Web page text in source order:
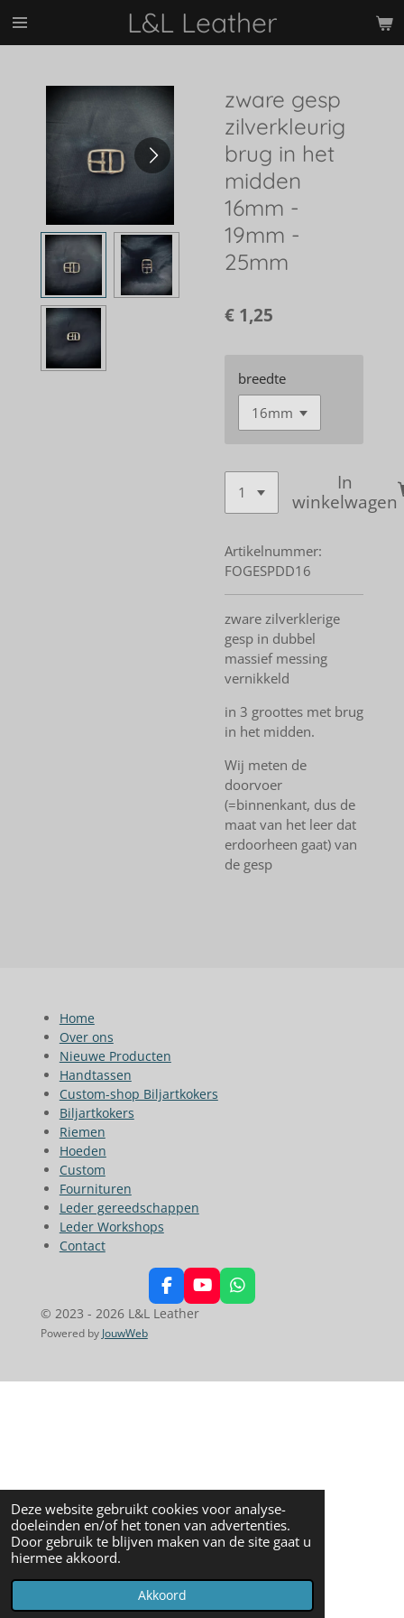
Deze website gebruikt cookies voor analyse-
doeleinden en/of het tonen van advertenties.
Door gebruik te blijven maken van de site gaat u
hiermee akkoord.
Akkoord
Ga
L&L Leather
zware gesp
zilverkleurig
brug in het
midden
16mm -
19mm -
25mm
€ 1,25
breedte
In
winkelwagen
Artikelnummer:
FOGESPDD16
zware zilverklerige
gesp in dubbel
massief messing
vernikkeld
in 3 groottes met brug
in het midden.
Wij meten de
doorvoer
(=binnenkant, dus de
maat van het leer dat
erdoorheen gaat) van
de gesp
Home
Over ons
Nieuwe Producten
Handtassen
Custom-shop Biljartkokers
Biljartkokers
Riemen
Hoeden
Custom
Fournituren
Leder gereedschappen
Leder Workshops
Contact
F
a
Y
o
W
h
© 2023 - 2026 L&L Leather
Powered by JouwWeb